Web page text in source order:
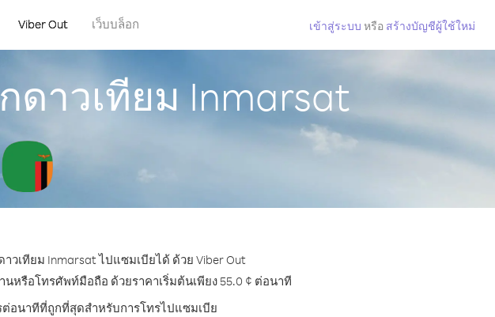
Viber Out เว็บบล็อก เข้าสู่ระบบ หรือ สร้างบัญชีผู้ใช้ใหม่
ดาวเทียม Inmarsat
เทียม Inmarsat ไปแซมเบียได้ ด้วย Viber Out
รือโทรศัพท์มือถือ ด้วยราคาเริ่มต้นเพียง 55.0 ¢ ต่อนาที
อนาทีที่ถูกที่สุดสำหรับการโทรไปแซมเบีย